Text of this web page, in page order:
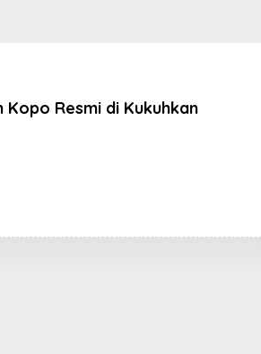
Kopo Resmi di Kukuhkan